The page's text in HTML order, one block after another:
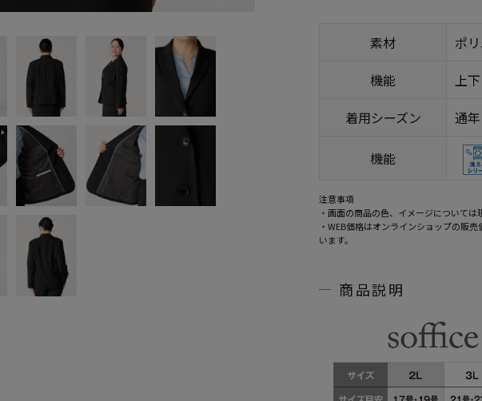
素材
ポ
機能
上
着用シーズン
通年
機能
注意事項
・画面の商品の色、イメージについて
・WEB価格はオンラインショップの販
います。
商品説明